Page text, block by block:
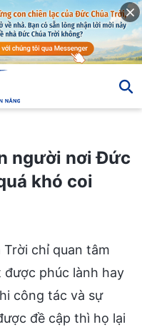
người nơi Đức
khó coi
chỉ quan tâm
được phúc lành hay
công tác và sự
đề cập thì họ lại